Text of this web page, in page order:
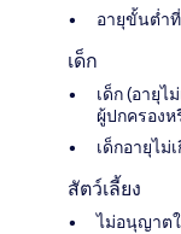
อายุขั้นต่ำ
เด็ก
เด็ก (อายุไ
ผู้ปกครอง
เด็กอายุไม่
สัตว์เลี้ยง
ไม่อนุญาต